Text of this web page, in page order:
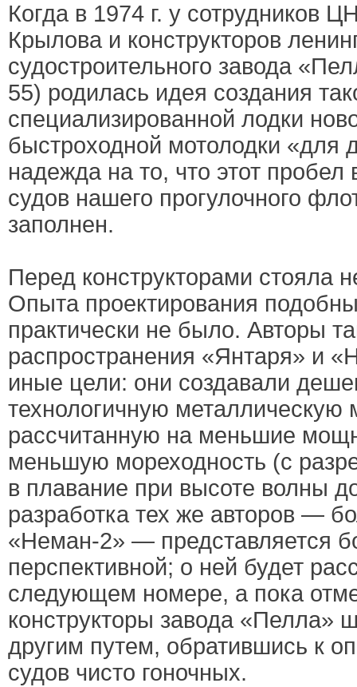
Когда в 1974 г. у сотрудников
Крылова и конструкторов
судостроительного завода
55) родилась идея создания
специализированной лодки
быстроходной мотолодки «для
надежда на то, что этот пробел
судов нашего прогулочного
заполнен.
Перед конструкторами стояла
Опыта проектирования
практически не было. Авторы
распространения «Янтаря» и
иные цели: они создавали
технологичную металлическую
рассчитанную на меньшие
меньшую мореходность (с
в плавание при высоте волны
разработка тех же авторов —
«Неман-2» — представляется
перспективной; о ней будет
следующем номере, а пока
конструкторы завода «Пелла»
другим путем, обратившись к
судов чисто гоночных.